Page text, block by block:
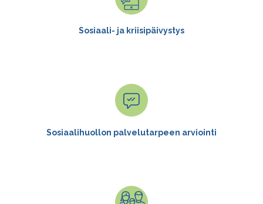
Sosiaali- ja kriisipäivystys
Sosiaalihuollon palvelutarpeen arviointi